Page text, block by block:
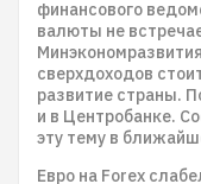
финансового
валюты не
сверхдоходов
развитие страны.
и в Центробанке.
эту тему в
Евро на Forex